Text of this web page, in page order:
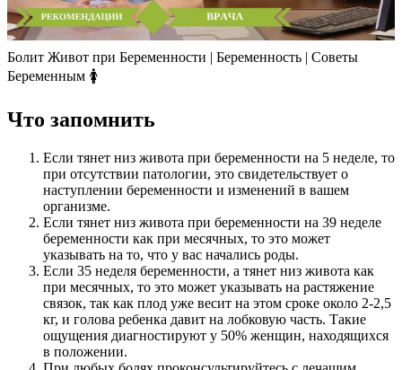
Болит Живот при Беременности | Беременность | Советы
Беременным 🚺
Что запомнить
Если тянет низ живота при беременности на 5 неделе, то
при отсутствии патологии, это свидетельствует о
наступлении беременности и изменений в вашем
организме.
Если тянет низ живота при беременности на 39 неделе
беременности как при месячных, то это может
указывать на то, что у вас начались роды.
Если 35 неделя беременности, а тянет низ живота как
при месячных, то это может указывать на растяжение
связок, так как плод уже весит на этом сроке около 2-2,5
кг, и голова ребенка давит на лобковую часть. Такие
ощущения диагностируют у 50% женщин, находящихся
в положении.